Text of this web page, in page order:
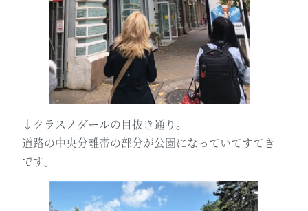
↓クラスノダールの目抜き通り。
道路の中央分離帯の部分が公園になっていてすてき
です。